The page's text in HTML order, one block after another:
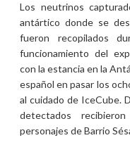
Los neutrinos
antártico donde se
fueron recopilados
funcionamiento del
con la estancia en la
español en pasar los
al cuidado de IceCube.
detectados
personajes de Barrio